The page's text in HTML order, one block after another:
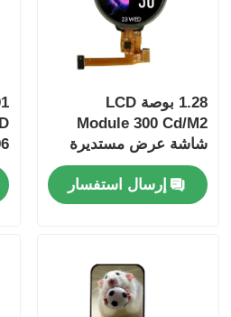
1.28 بوصة LCD
Module 300 Cd/M2
شاشة عرض مستديرة
240x280 زاوية مشاهدة
كاملة
إرسال استفسار